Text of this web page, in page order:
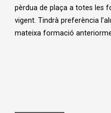
pèrdua de plaça a totes les
vigent. Tindrà preferència
mateixa formació